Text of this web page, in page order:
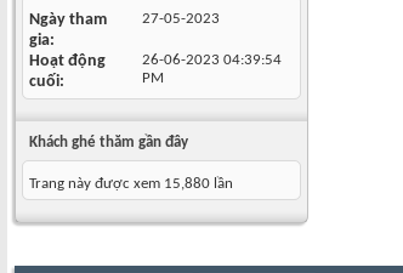
Ngày tham
gia
27-05-2023
Hoạt động
cuối
26-06-2023 04:39:54
PM
Khách ghé thăm gần đây
Trang này được xem 15,880 lần